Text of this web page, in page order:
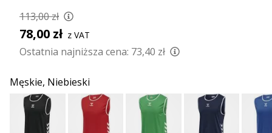
pomogą
Ci
wybrać
idealny
Znajdź
buty,
ubrania
113,00 zł
78,00 zł z VAT
Ostatnia najniższa cena: 73,40 zł
Męskie, Niebieski